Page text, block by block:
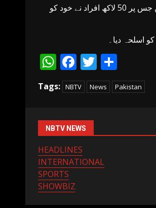
صدر پیوٹن نے کہا کہ ایرانی قیادت نے عوام سے اپیل کی تھی کہ ملک کے لیے جان قربان کریں جس پر 50 لاکھ افراد نے خود کو
اسلحہ دیا۔
WhatsApp
Facebook
Twitter
Tags: NBTV News Pakistan
NBTV NEWS
HEADLINES
INTERNATIONAL
SPORTS
SHOWBIZ